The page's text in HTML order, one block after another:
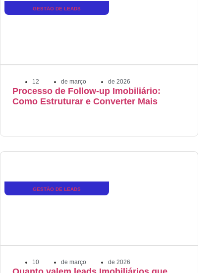
GESTÃO DE LEADS
12 de março de 2026
Processo de Follow-up Imobiliário:
Como Estruturar e Converter Mais
GESTÃO DE LEADS
10 de março de 2026